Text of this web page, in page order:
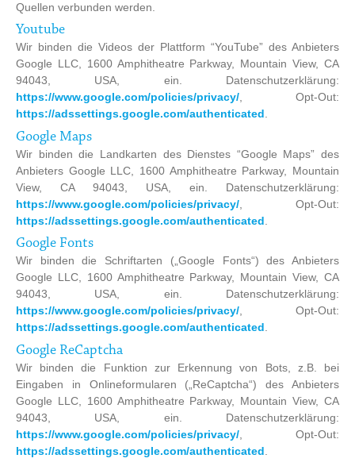
Quellen verbunden werden.
Youtube
Wir binden die Videos der Plattform “YouTube” des Anbieters
Google LLC, 1600 Amphitheatre Parkway, Mountain View, CA
94043, USA, ein. Datenschutzerklärung:
https://www.google.com/policies/privacy/, Opt-Out:
https://adssettings.google.com/authenticated.
Google Maps
Wir binden die Landkarten des Dienstes “Google Maps” des
Anbieters Google LLC, 1600 Amphitheatre Parkway, Mountain
View, CA 94043, USA, ein. Datenschutzerklärung:
https://www.google.com/policies/privacy/ , Opt-Out:
https://adssettings.google.com/authenticated
Google Fonts
Wir binden die Schriftarten („Google Fonts“) des Anbieters
Google LLC, 1600 Amphitheatre Parkway, Mountain View, CA
94043, USA, ein. Datenschutzerklärung:
https://www.google.com/policies/privacy/, Opt-Out:
https://adssettings.google.com/authenticated.
Google ReCaptcha
Wir binden die Funktion zur Erkennung von Bots, z.B. bei
Eingaben in Onlineformularen („ReCaptcha“) des Anbieters
Google LLC, 1600 Amphitheatre Parkway, Mountain View, CA
94043, USA, ein. Datenschutzerklärung:
https://www.google.com/policies/privacy/ , Opt-Out:
https://adssettings.google.com/authenticated